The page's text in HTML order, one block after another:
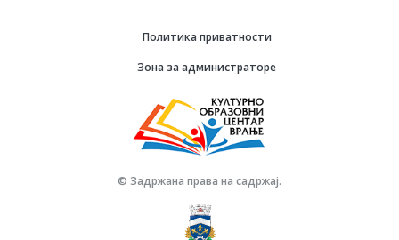
Политика приватности
Зона за администраторе
© Задржана права на садржај.